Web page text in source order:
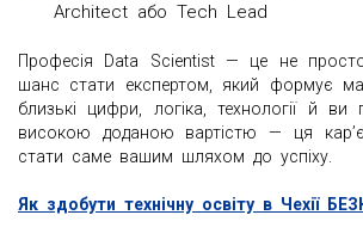
Architect або Tech Lead
Професія Data Scientist — це не
шанс стати експертом, який формує
близькі цифри, логіка, технології й ви
високою доданою вартістю — ця
стати саме вашим шляхом до успіху.
Як здобути технічну освіту в Чехії